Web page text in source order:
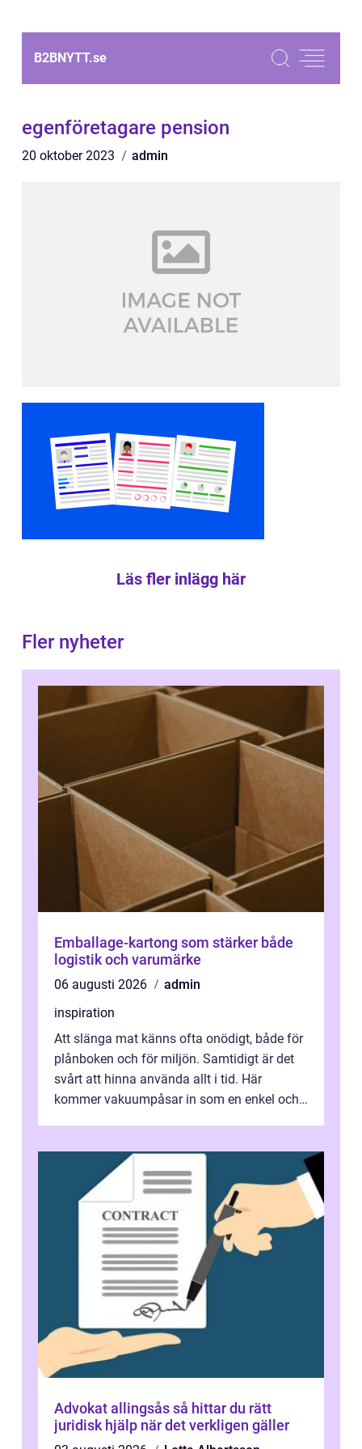
B2BNYTT.se
egenföretagare pension
20 oktober 2023 admin
Läs fler inlägg här
Fler nyheter
Emballage-kartong som stärker både
logistik och varumärke
06 augusti 2026
admin
inspiration
Att slänga mat känns ofta onödigt, både för
plånboken och för miljön. Samtidigt är det
svårt att hinna använda allt i tid. Här
kommer vakuumpåsar in som en enkel och
Advokat allingsås så hittar du rätt
juridisk hjälp när det verkligen gäller